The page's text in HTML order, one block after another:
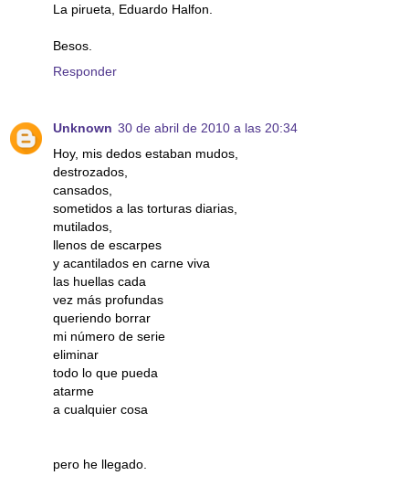
La pirueta, Eduardo Halfon.
Besos.
Responder
Unknown 30 de abril de 2010 a las 20:34
Hoy, mis dedos estaban mudos,
destrozados,
cansados,
sometidos a las torturas diarias,
mutilados,
llenos de escarpes
y acantilados en carne viva
las huellas cada
vez más profundas
queriendo borrar
mi número de serie
eliminar
todo lo que pueda
atarme
a cualquier cosa
pero he llegado.